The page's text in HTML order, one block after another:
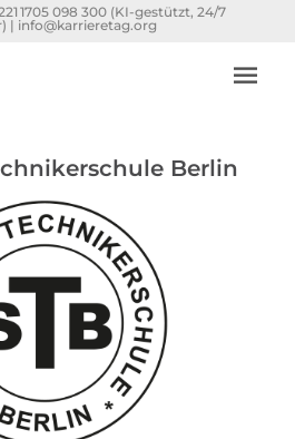
1705 098 300 (KI-gestützt, 24/7
| info@karrieretag.org
Berlin